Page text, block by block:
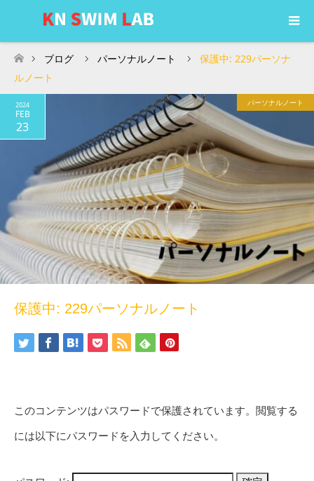
ホーム
ブログ パーソナルノート
保護中: 229パーソナ
ルノート
2024
FEB
23
パーソナルノート
保護中: 229パーソナルノート
このコンテンツはパスワードで保護されています。閲覧する
には以下にパスワードを入力してください。